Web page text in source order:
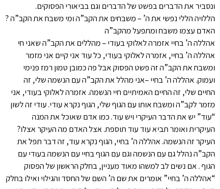
ונסביר את הדברים בפשט של הדברים וגם בביאורי הפסוקים.
הללויה הללי נפשי את ה’ – משבחים את הקב”ה ומי משבח את הקב”ה ?
האדם עצמו משבח ומתפעל מהקב”ה
אהללה ה’ בחיי אזמרה לאלוקי בעודי – מהללים את הקב”ה שאני חי
אהללה ה’ בחיי, אזמרה לאלוקי בעודי, כל עוד אני קיים אני מזמר
ומשבח את הקב”ה זה פשט הפסוק אבל פה כמובן טמון רמז פנימי
ועמוק. אהללה ה’ בחיי –אני מהלל את הקב”ה עם הנשמה שלי, זה
החיים שלי, זה החיים האמיתיים חיי הנשמה. אזמרה לאלוקי בעודי, אני
מזמר לקב”ה ומשבח אותו עם הגוף שלי, הגוף נקרא עודי. עודי זה לשון
“עוד” יש את הדבר העיקרי ויש עוד. כמו אדם שאוכל את המנה
העיקרית ואומר תביא עוד עוד תוספת. אצל האדם מה העיקר אצלו?
העיקר זה הנשמה. אהללה ה’ בחיי, הגוף נקרא עוד, זה דבר תפל את
הקב”ה נהלל גם עם הנשמה וגם עם הגוף בחיי עם הנשמה בעודי עם
הגוף . אם נשים לב למשהו מאוד מעניין, בחלק הראשון של הפסוק
“אהללה ה’ בחיי” אומרים את שם ה’ השם של החסד והגילוי ואילו בחלק